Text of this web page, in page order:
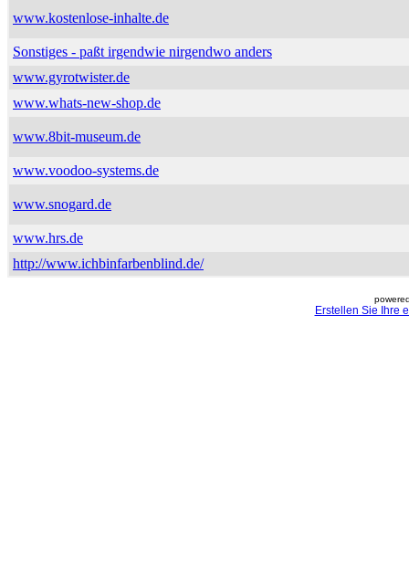
www.kostenlose-inhalte.de
Sonstiges - paßt irgendwie nirgendwo anders
www.gyrotwister.de
www.whats-new-shop.de
www.8bit-museum.de
www.voodoo-systems.de
www.snogard.de
www.hrs.de
http://www.ichbinfarbenblind.de/
Erstellen Sie Ihre